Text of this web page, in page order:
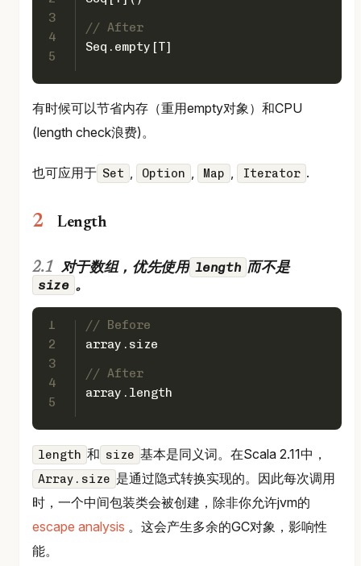
3
4
5
// After
Seq .empty[T]
有时候可以节省内存（重用empty对象）和CPU
(length check浪费)。
也可应用于 Set , Option , Map , Iterator .
Length
对于数组，优先使用 length 而不是
size 。
1
2
3
4
5
// Before
array.size
// After
array.length
length 和 size 基本是同义词。在Scala 2.11中，
Array.size 是通过隐式转换实现的。因此每次调用
时，一个中间包装类会被创建，除非你允许jvm的
escape analysis 。这会产生多余的GC对象，影响性
能。